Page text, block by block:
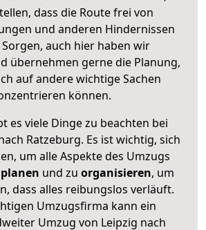
dass die Route frei von
und anderen Hindernissen
Sorgen, auch hier haben wir
übernehmen gerne die Planung,
auf andere wichtige Sachen
können.
es viele Dinge zu beachten bei
Ratzeburg. Es ist wichtig, sich
um alle Aspekte des Umzugs
planen und zu organisieren, um
dass alles reibungslos verläuft.
Umzugsfirma kann ein
Umzug von Leipzig nach